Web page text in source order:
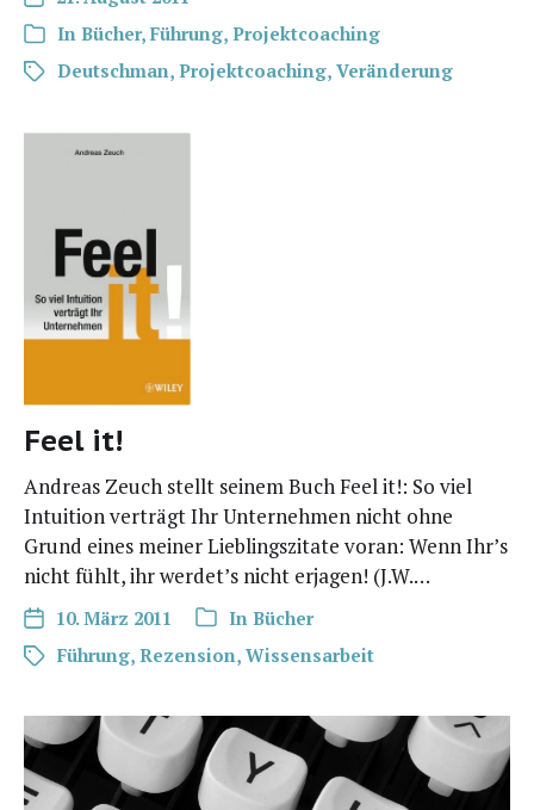
In Bücher, Führung, Projektcoaching
Deutschman, Projektcoaching, Veränderung
Feel it!
Andre­as Zeuch stellt sei­nem Buch Feel it!: So viel
Intui­ti­on ver­trägt Ihr Unter­neh­men nicht ohne
Grund eines mei­ner Lieb­lings­zi­ta­te vor­an: Wenn Ihr’s
nicht fühlt, ihr werdet’s nicht erja­gen! (J.W.…
10. März 2011 In Bücher
Führung, Rezension, Wissensarbeit